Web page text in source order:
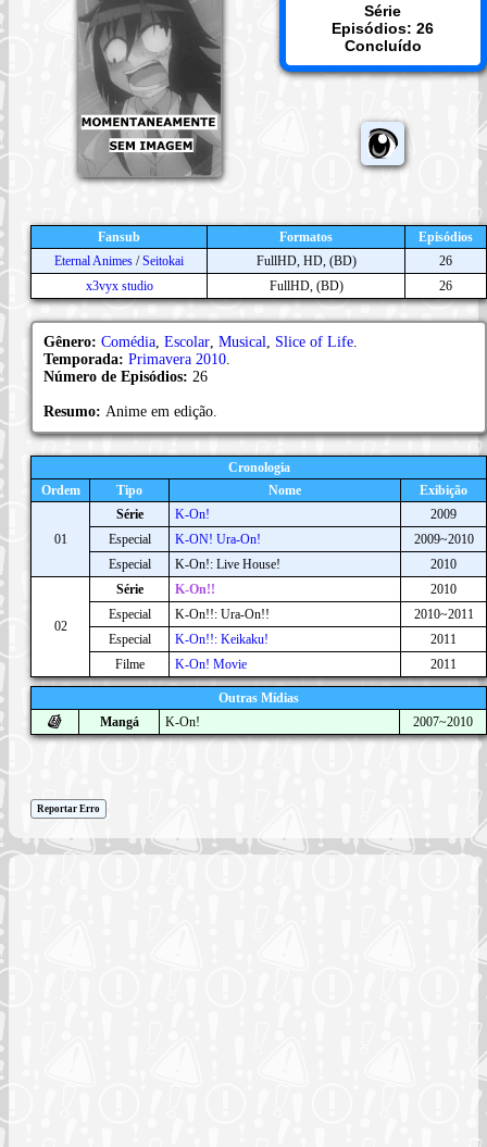
Série
Episódios: 26
Concluído
Fansub Formatos
Episódios
Eternal Animes /Seitokai FullHD, HD, (BD)
26
x3vyx studio
FullHD, (BD) 26
Gênero: Comédia Escolar Musical Slice of Life
Temporada: Primavera 2010
Número de Episódios: 26
Resumo: Anime em edição.
Cronologia
Ordem
Tipo Nome Exibição
01
Série K-On!
2009
Especial
K-ON! Ura-On!
2009~2010
Especial
K-On!: Live House! 2010
02
Série K-On!!
2010
Especial
K-On!!: Ura-On!!
2010~2011
Especial
K-On!!: Keikaku!
2011
Filme
K-On! Movie 2011
Outras Mídias
Mangá
K-On! 2007~2010
Reportar Erro